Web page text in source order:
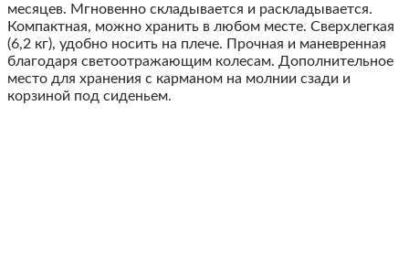
месяцев. Мгновенно складывается и раскладывается.
Компактная, можно хранить в любом месте. Сверхлегкая
(6,2 кг), удобно носить на плече. Прочная и маневренная
благодаря светоотражающим колесам. Дополнительное
место для хранения с карманом на молнии сзади и
корзиной под сиденьем.